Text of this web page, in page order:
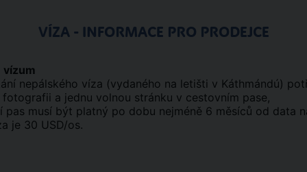
VÍZA - INFORMACE PRO PRODEJCE
vízum
nepálského víza (vydaného na letišti v Káthmándú)
a jednu volnou stránku v cestovním pase,
pas musí být platný po dobu nejméně 6 měsíců od data
je 30 USD/os.